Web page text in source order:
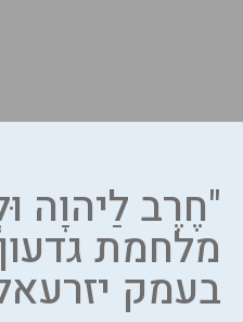
"חֶרֶב לַיהוָה
מלחמת
בעמק יזרעאל